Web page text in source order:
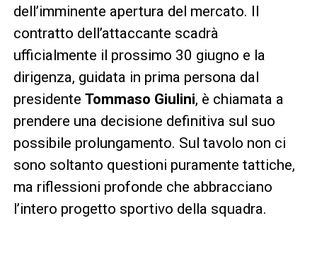
dell’imminente apertura del mercato. Il
contratto dell’attaccante scadrà
ufficialmente il prossimo 30 giugno e la
dirigenza, guidata in prima persona dal
presidente Tommaso Giulini, è chiamata a
prendere una decisione definitiva sul suo
possibile prolungamento. Sul tavolo non ci
sono soltanto questioni puramente tattiche,
ma riflessioni profonde che abbracciano
l’intero progetto sportivo della squadra.